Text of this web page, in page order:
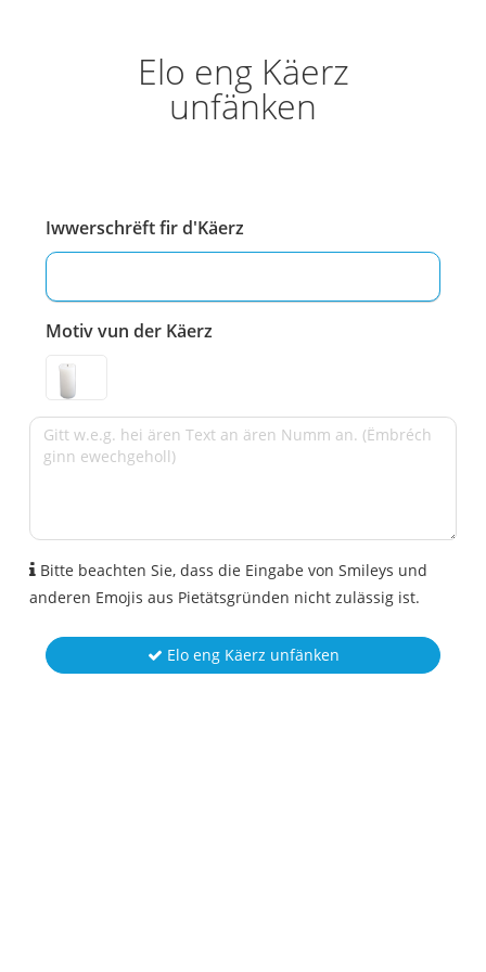
Elo eng Käerz
unfänken
Iwwerschrëft fir d'Käerz
Motiv vun der Käerz
Bitte beachten Sie, dass die Eingabe von Smileys und
anderen Emojis aus Pietätsgründen nicht zulässig ist.
Elo eng Käerz unfänken